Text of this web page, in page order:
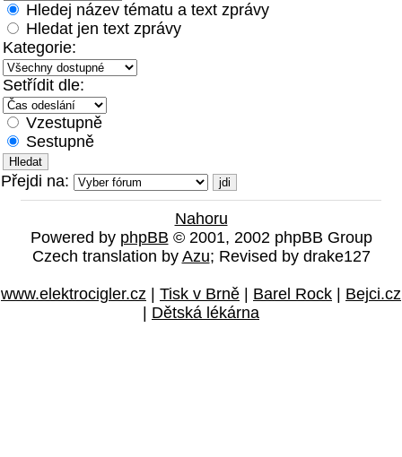
Hledej název tématu a text zprávy
Hledat jen text zprávy
Kategorie:
Setřídit dle:
Vzestupně
Sestupně
Přejdi na:
Nahoru
Powered by phpBB © 2001, 2002 phpBB Group
Czech translation by Azu; Revised by drake127
www.elektrocigler.cz Tisk v Brně Barel Rock
Bejci.cz
Dětská lékárna